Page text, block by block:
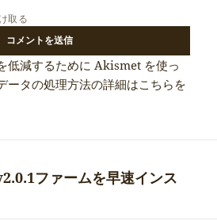
取る
低減するために Akismet を使っ
ータの処理方法の詳細はこちらを
ファームを早速インス